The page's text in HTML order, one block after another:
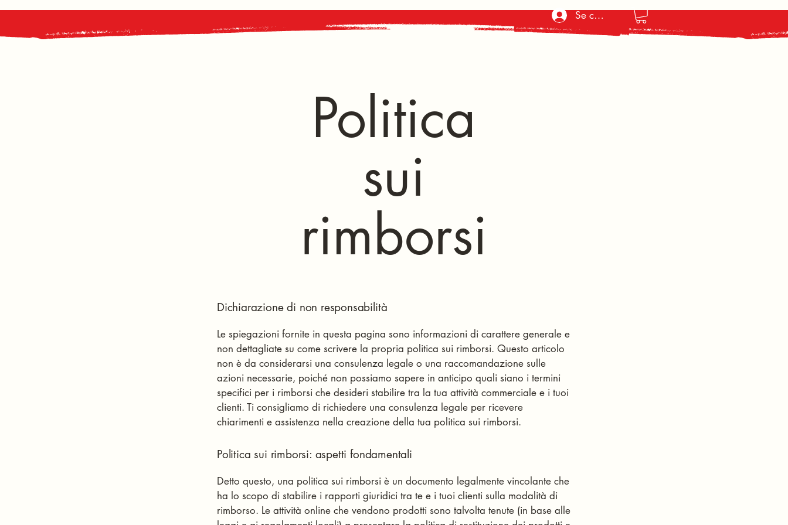
Se connecter
Politica
sui
rimborsi
Dichiarazione di non responsabilità
Le spiegazioni fornite in questa pagina sono informazioni di carattere generale e
non dettagliate su come scrivere la propria politica sui rimborsi. Questo articolo
non è da considerarsi una consulenza legale o una raccomandazione sulle
azioni necessarie, poiché non possiamo sapere in anticipo quali siano i termini
specifici per i rimborsi che desideri stabilire tra la tua attività commerciale e i tuoi
clienti. Ti consigliamo di richiedere una consulenza legale per ricevere
chiarimenti e assistenza nella creazione della tua politica sui rimborsi.
Politica sui rimborsi: aspetti fondamentali
Detto questo, una politica sui rimborsi è un documento legalmente vincolante che
ha lo scopo di stabilire i rapporti giuridici tra te e i tuoi clienti sulla modalità di
rimborso. Le attività online che vendono prodotti sono talvolta tenute (in base alle